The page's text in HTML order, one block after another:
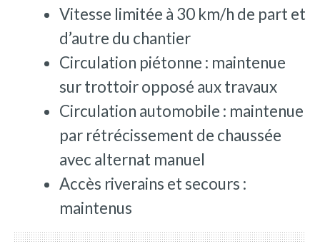
Vitesse limitée à 30 km/h de part et
d’autre du chantier
Circulation piétonne : maintenue
sur trottoir opposé aux travaux
Circulation automobile : maintenue
par rétrécissement de chaussée
avec alternat manuel
Accès riverains et secours :
maintenus